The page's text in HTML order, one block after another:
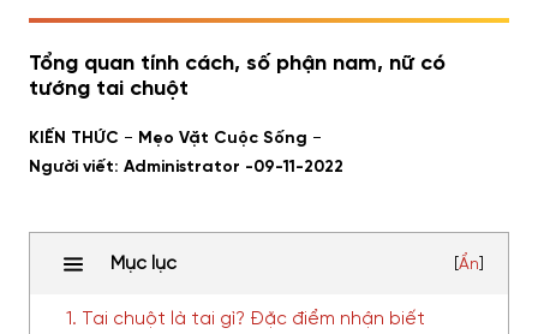
Tổng quan tính cách, số phận nam, nữ có
tướng tai chuột
KIẾN THỨC - Mẹo Vặt Cuộc Sống -
Người viết: Administrator -09-11-2022
Mục lục Ẩn
1. Tai chuột là tai gì? Đặc điểm nhận biết